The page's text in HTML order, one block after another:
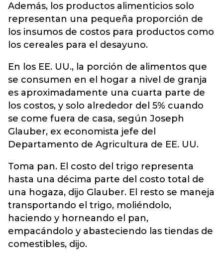
Además, los productos alimenticios solo
representan una pequeña proporción de
los insumos de costos para productos como
los cereales para el desayuno.
En los EE. UU., la porción de alimentos que
se consumen en el hogar a nivel de granja
es aproximadamente una cuarta parte de
los costos, y solo alrededor del 5% cuando
se come fuera de casa, según Joseph
Glauber, ex economista jefe del
Departamento de Agricultura de EE. UU.
Toma pan. El costo del trigo representa
hasta una décima parte del costo total de
una hogaza, dijo Glauber. El resto se maneja
transportando el trigo, moliéndolo,
haciendo y horneando el pan,
empacándolo y abasteciendo las tiendas de
comestibles, dijo.